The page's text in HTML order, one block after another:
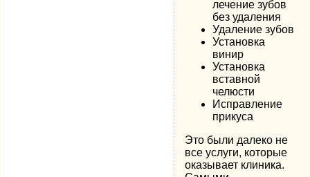
лечение зубов
без удаления
Удаление зубов
Установка
винир
Установка
вставной
челюсти
Исправление
прикуса
Это были далеко не
все услуги, которые
оказывает клиника.